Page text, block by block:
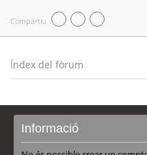
Compartiu
Índex del fòrum
Informació